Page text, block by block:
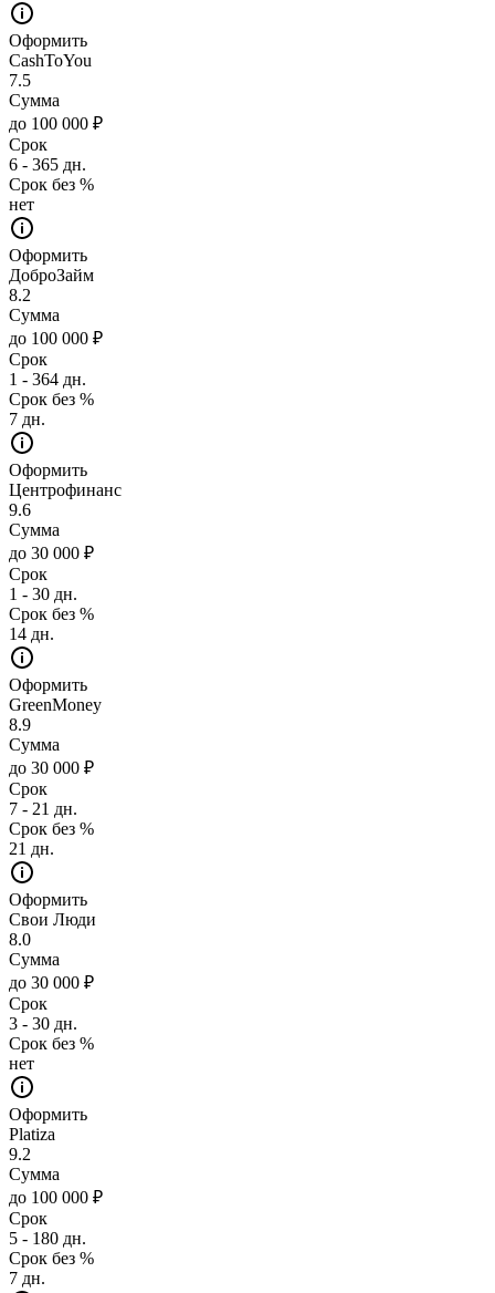
Оформить
CashToYou
7.5
Сумма
до 100 000 ₽
Срок
6 - 365 дн.
Срок без %
нет
Оформить
ДоброЗайм
8.2
Сумма
до 100 000 ₽
Срок
1 - 364 дн.
Срок без %
7 дн.
Оформить
Центрофинанс
9.6
Сумма
до 30 000 ₽
Срок
1 - 30 дн.
Срок без %
14 дн.
Оформить
GreenMoney
8.9
Сумма
до 30 000 ₽
Срок
7 - 21 дн.
Срок без %
21 дн.
Оформить
Свои Люди
8.0
Сумма
до 30 000 ₽
Срок
3 - 30 дн.
Срок без %
нет
Оформить
Platiza
9.2
Сумма
до 100 000 ₽
Срок
5 - 180 дн.
Срок без %
7 дн.